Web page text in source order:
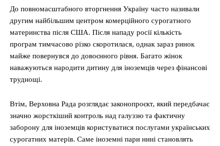
До повномасштабного вторгнення Україну часто називали
другим найбільшим центром комерційного сурогатного
материнства після США. Після нападу росії кількість
програм тимчасово різко скоротилася, однак зараз ринок
майже повернувся до довоєнного рівня. Багато жінок
наважуються народити дитину для іноземців через фінансові
труднощі.
Втім, Верховна Рада розглядає законопроєкт, який передбачає
значно жорсткіший контроль над галуззю та фактичну
заборону для іноземців користуватися послугами українських
сурогатних матерів. Саме іноземні пари нині становлять